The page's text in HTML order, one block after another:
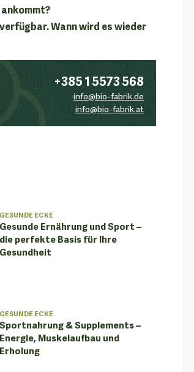
Wann wird es wieder
+385 1 5573 568
info@bio-fabrik.de
info@bio-fabrik.at
GESUNDE ECKE
Gesunde Ernährung und Sport –
die perfekte Basis für Ihre
Gesundheit
GESUNDE ECKE
Sportnahrung & Supplements –
Energie, Muskelaufbau und
Erholung